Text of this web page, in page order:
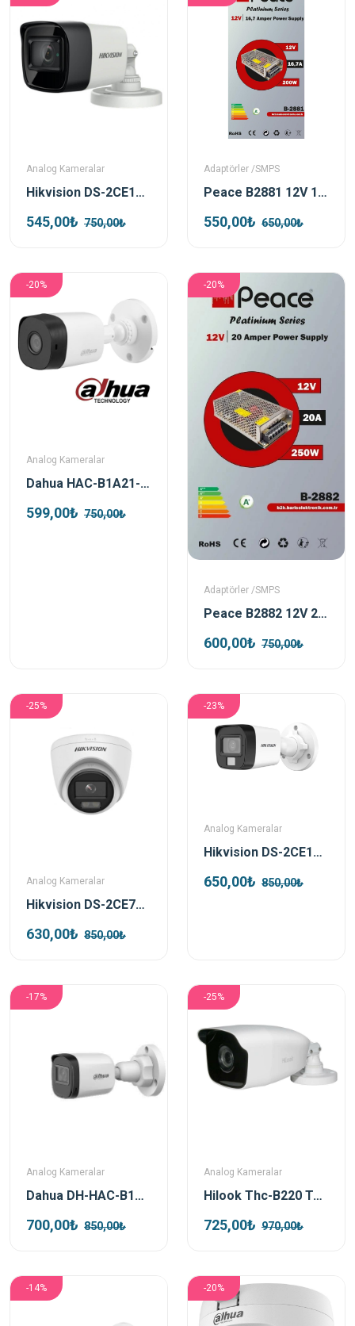
Analog Kameralar
Hikvision DS-2CE16D0T-EXIPF TVI 1080p 2mp 3.6 Mm Sabit Lensli Ir Bullet Kamera
545,00₺ 750,00₺
Adaptörler /SMPS
Peace B2881 12V 16.7A Metal Kasa Smps Adaptör
550,00₺ 650,00₺
-20%
Analog Kameralar
Dahua HAC-B1A21-0360B 2mp HDCVI Bullet Kamera
599,00₺ 750,00₺
-20%
Adaptörler /SMPS
Peace B2882 12V 20A Metal Kasa Smps Adaptör
600,00₺ 750,00₺
-25%
Analog Kameralar
Hikvision DS-2CE76D0T-EXLPF 2 MP 2.8mm Smart Hybrid Işık Ahd Dome Güvenlik Kamerası
630,00₺ 850,00₺
-23%
Analog Kameralar
Hikvision DS-2CE16D0T-EXLPF Tvı 2mp 2.8 Mm Lens Dual Light Bullet Kamera
650,00₺ 850,00₺
-17%
Analog Kameralar
Dahua DH-HAC-B1A21P-U 2mp 3.6mm Hd-Cvi Bullet Güvenlik Kamerası
700,00₺ 850,00₺
-25%
Analog Kameralar
Hilook Thc-B220 Tvi 1080p 3.6 Mm Sabit Lens Ir Bullet Güvenlik Kamerası
725,00₺ 970,00₺
-14% -20%